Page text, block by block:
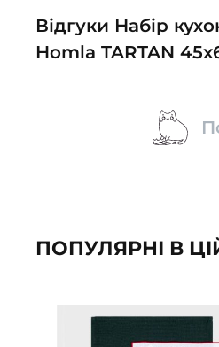
Відгуки Набір
Homla TARTAN
ПОПУЛЯРНІ В